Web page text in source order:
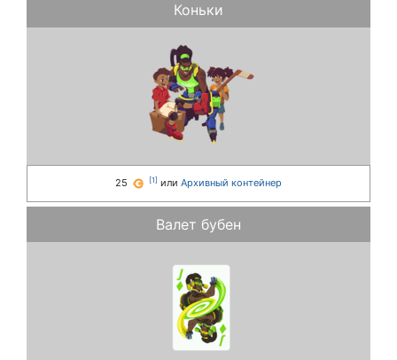
Коньки
25 [1] или Архивный контейнер
Валет бубен